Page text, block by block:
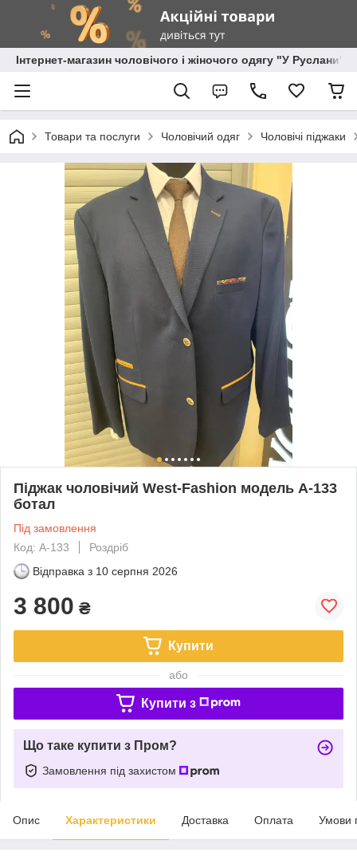
Інтернет-магазин чоловічого і жіночого одягу "У Руслани"
Товари та послуги Чоловічий одяг Чоловічі піджаки
Піджак чоловічий West-Fashion модель А-133
ботал
Під замовлення
Код: А-133
Роздріб
Відправка з 10 серпня 2026
3 800 ₴
Купити
або
Купити з
Що таке купити з Пром?
Замовлення під захистом
Опис Характеристики Доставка Оплата Умови